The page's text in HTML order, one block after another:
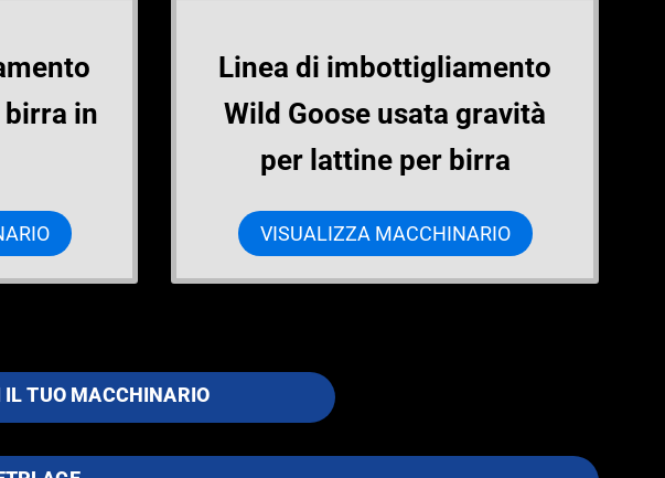
in
Linea di imbottigliamento
Wild Goose usata gravità
per lattine per birra
VISUALIZZA MACCHINARIO
IL TUO MACCHINARIO